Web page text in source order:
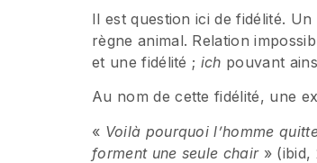
Il est question ici de fidélité.
règne animal. Relation
et une fidélité ; ich pouvant
Au nom de cette fidélité, une
« Voilà pourquoi l’homme
forment une seule chair» (ibid,